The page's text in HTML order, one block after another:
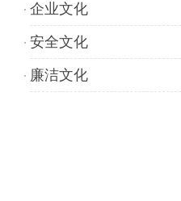
企业文化
安全文化
廉洁文化